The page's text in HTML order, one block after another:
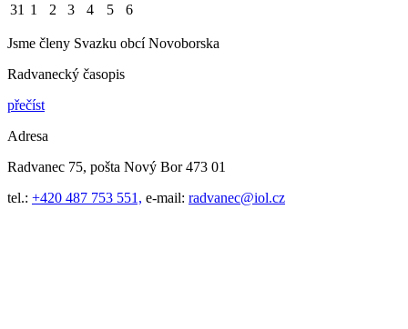
31 1 2 3 4 5 6
Jsme členy Svazku obcí Novoborska
Radvanecký časopis
přečíst
Adresa
Radvanec 75, pošta Nový Bor 473 01
tel.: +420 487 753 551, e-mail: radvanec@iol.cz